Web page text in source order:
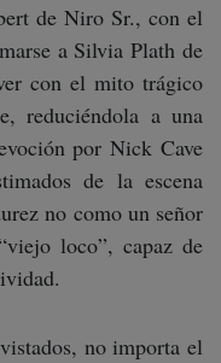
de Niro Sr., con el
a Silvia Plath de
con el mito trágico
reduciéndola a una
por Nick Cave
de la escena
no como un señor
loco”, capaz de
no importa el